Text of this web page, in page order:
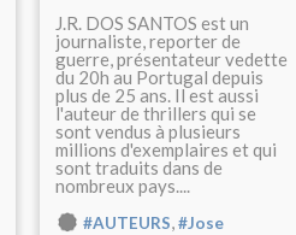
J.R. DOS SANTOS est un
journaliste, reporter de
guerre, présentateur vedette
du 20h au Portugal depuis
plus de 25 ans. Il est aussi
l'auteur de thrillers qui se
sont vendus à plusieurs
millions d'exemplaires et qui
sont traduits dans de
nombreux pays....
#AUTEURS,#Jose